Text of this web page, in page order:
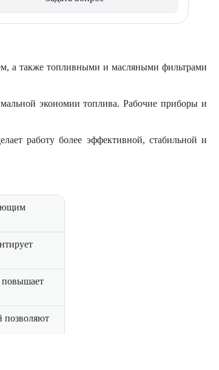
а также топливными и масляными фильтрами
экономии топлива. Рабочие приборы и
работу более эффективной, стабильной и
повышает
позволяют